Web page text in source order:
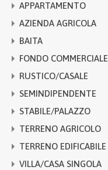
APPARTAMENTO
AZIENDA AGRICOLA
BAITA
FONDO COMMERCIALE
RUSTICO/CASALE
SEMINDIPENDENTE
STABILE/PALAZZO
TERRENO AGRICOLO
TERRENO EDIFICABILE
VILLA/CASA SINGOLA